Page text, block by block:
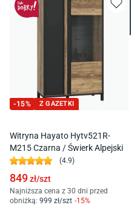
-15% Z GAZETKI
Witryna Hayato Hytv521R-
M215 Czarna / Świerk Alpejski
(4.9)
849zł/szt
Najniższa cena z 30 dni przed
obniżką: 999 zł/szt -15%